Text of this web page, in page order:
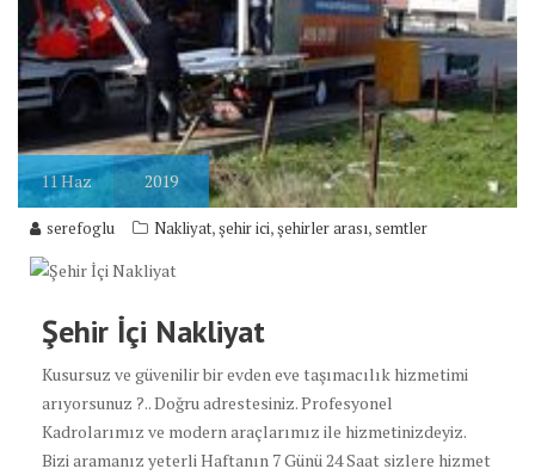
11Haz 2019
serefoglu Nakliyat,şehir ici,şehirler arası,semtler
Şehir İçi Nakliyat
Kusursuz ve güvenilir bir evden eve taşımacılık hizmetimi
arıyorsunuz ?.. Doğru adrestesiniz. Profesyonel
Kadrolarımız ve modern araçlarımız ile hizmetinizdeyiz.
Bizi aramanız yeterli Haftanın 7 Günü 24 Saat sizlere hizmet